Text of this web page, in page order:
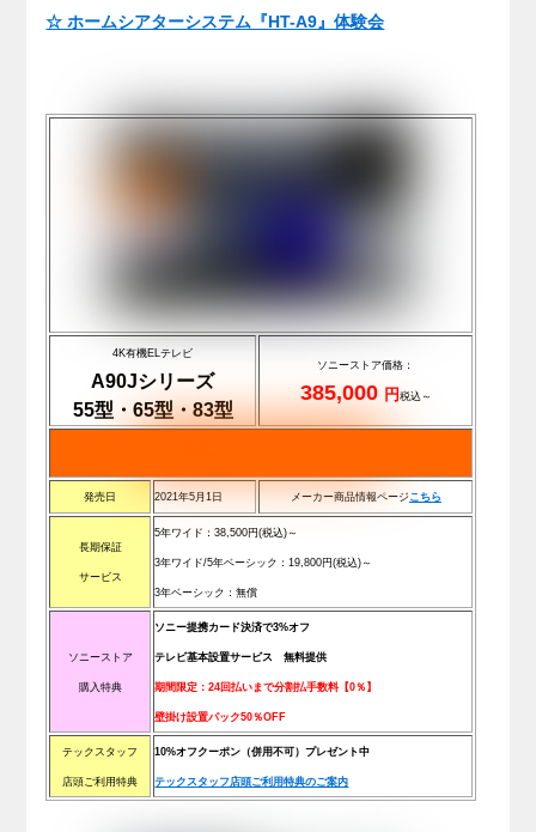
☆ ホームシアターシステム『HT-A9』体験会
4K有機ELテレビ
A90Jシリーズ
55型・65型・83型
ソニーストア価格：
385,000 円 税込～
発売日 2021年5月1日 メーカー商品情報ページこちら
長期保証
サービス
5年ワイド：38,500円(税込) ～
3年ワイド/5年ベーシック：19,800円(税込) ～
3年ベーシック：無償
ソニーストア
購入特典
ソニー提携カード決済で3%オフ
テレビ基本設置サービス 無料提供
期間限定：24回払いまで分割払手数料【0％】
壁掛け設置パック50％OFF
テックスタッフ
店頭ご利用特典
10%オフクーポン（併用不可）プレゼント中
テックスタッフ店頭ご利用特典のご案内